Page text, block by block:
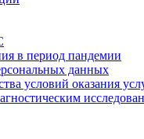
в период пандемии
данных
условий оказания